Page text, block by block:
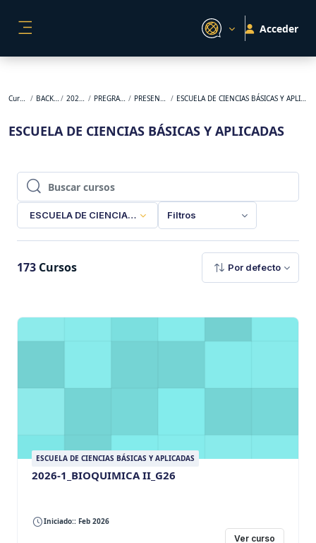
Acceder
Cursos BACKUP 2026-1 PREGRADO PRESENCIAL ESCUELA DE CIENCIAS BÁSICAS Y APLICADAS
ESCUELA DE CIENCIAS BÁSICAS Y APLICADAS
Buscar cursos
Buscar cursos
ESCUELA DE CIENCIAS BÁSICAS Y APLICADAS
Filtros
173 Cursos Por defecto
ESCUELA DE CIENCIAS BÁSICAS Y APLICADAS
2026-1_BIOQUIMICA II_G26
Iniciado:: Feb 2026
Ver curso